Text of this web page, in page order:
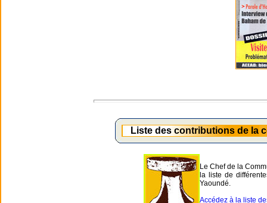
Liste des contributions de la
Le Chef de la
la liste de
Yaoundé.
Accédez à la liste